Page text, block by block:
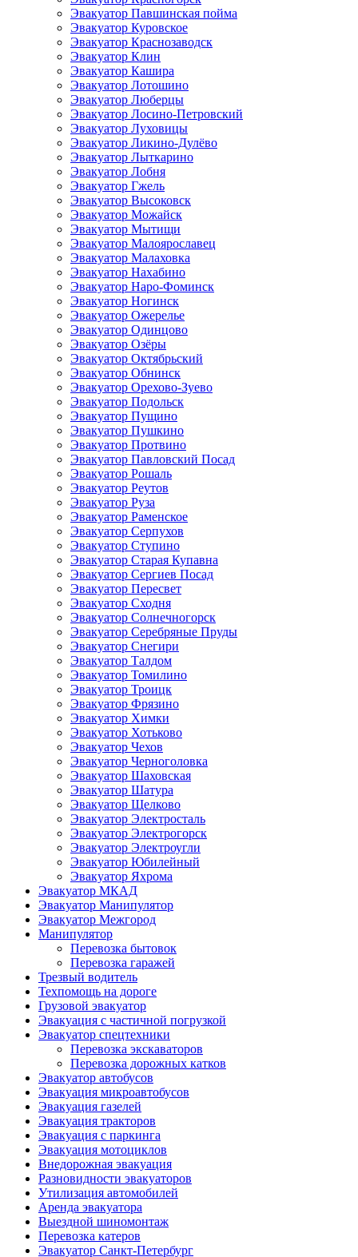
Эвакуатор Павшинская пойма
Эвакуатор Куровское
Эвакуатор Краснозаводск
Эвакуатор Клин
Эвакуатор Кашира
Эвакуатор Лотошино
Эвакуатор Люберцы
Эвакуатор Лосино-Петровский
Эвакуатор Луховицы
Эвакуатор Ликино-Дулёво
Эвакуатор Лыткарино
Эвакуатор Лобня
Эвакуатор Гжель
Эвакуатор Высоковск
Эвакуатор Можайск
Эвакуатор Мытищи
Эвакуатор Малоярославец
Эвакуатор Малаховка
Эвакуатор Нахабино
Эвакуатор Наро-Фоминск
Эвакуатор Ногинск
Эвакуатор Ожерелье
Эвакуатор Одинцово
Эвакуатор Озёры
Эвакуатор Октябрьский
Эвакуатор Обнинск
Эвакуатор Орехово-Зуево
Эвакуатор Подольск
Эвакуатор Пущино
Эвакуатор Пушкино
Эвакуатор Протвино
Эвакуатор Павловский Посад
Эвакуатор Рошаль
Эвакуатор Реутов
Эвакуатор Руза
Эвакуатор Раменское
Эвакуатор Серпухов
Эвакуатор Ступино
Эвакуатор Старая Купавна
Эвакуатор Сергиев Посад
Эвакуатор Пересвет
Эвакуатор Сходня
Эвакуатор Солнечногорск
Эвакуатор Серебряные Пруды
Эвакуатор Снегири
Эвакуатор Талдом
Эвакуатор Томилино
Эвакуатор Троицк
Эвакуатор Фрязино
Эвакуатор Химки
Эвакуатор Хотьково
Эвакуатор Чехов
Эвакуатор Черноголовка
Эвакуатор Шаховская
Эвакуатор Шатура
Эвакуатор Щелково
Эвакуатор Электросталь
Эвакуатор Электрогорск
Эвакуатор Электроугли
Эвакуатор Юбилейный
Эвакуатор Яхрома
Эвакуатор МКАД
Эвакуатор Манипулятор
Эвакуатор Межгород
Манипулятор
Перевозка бытовок
Перевозка гаражей
Трезвый водитель
Техпомощь на дороге
Грузовой эвакуатор
Эвакуация с частичной погрузкой
Эвакуатор спецтехники
Перевозка экскаваторов
Перевозка дорожных катков
Эвакуатор автобусов
Эвакуация микроавтобусов
Эвакуация газелей
Эвакуация тракторов
Эвакуация с паркинга
Эвакуация мотоциклов
Внедорожная эвакуация
Разновидности эвакуаторов
Утилизация автомобилей
Аренда эвакуатора
Выездной шиномонтаж
Перевозка катеров
Эвакуатор Санкт-Петербург